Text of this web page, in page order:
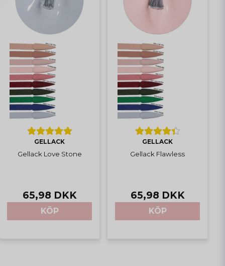
GELLACK
Gellack Love Stone
65,98 DKK
KÖP
GELLACK
Gellack Flawless
65,98 DKK
KÖP